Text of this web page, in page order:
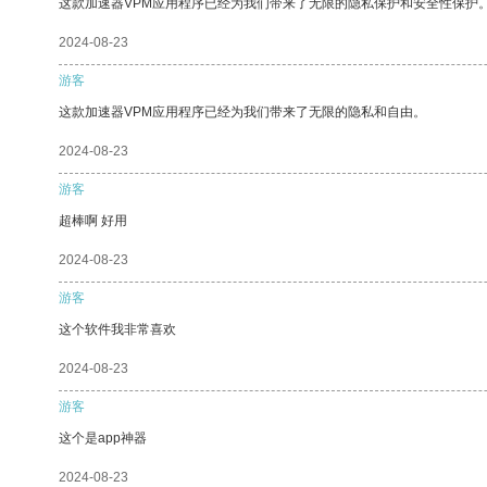
这款加速器VPM应用程序已经为我们带来了无限的隐私保护和安全性保护
2024-08-23
游客
这款加速器VPM应用程序已经为我们带来了无限的隐私和自由。
2024-08-23
游客
超棒啊 好用
2024-08-23
游客
这个软件我非常喜欢
2024-08-23
游客
这个是app神器
2024-08-23